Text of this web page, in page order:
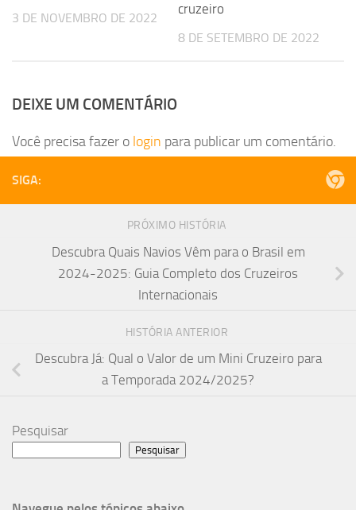
3 DE NOVEMBRO DE 2022
cruzeiro
8 DE SETEMBRO DE 2022
DEIXE UM COMENTÁRIO
Você precisa fazer o login para publicar um comentário.
SIGA:
PRÓXIMO HISTÓRIA
Descubra Quais Navios Vêm para o Brasil em
2024-2025: Guia Completo dos Cruzeiros
Internacionais
HISTÓRIA ANTERIOR
Descubra Já: Qual o Valor de um Mini Cruzeiro para
a Temporada 2024/2025?
Pesquisar
Pesquisar